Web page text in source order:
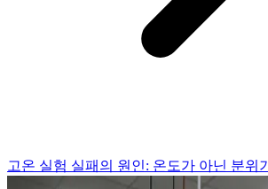
고온 실험 실패의 원인: 온도가 아닌 분위기